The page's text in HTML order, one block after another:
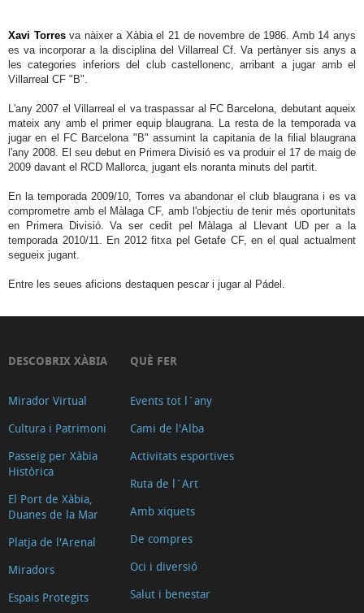
Andarias
Consuelo
Femenía
Xavi Torresva nàixer a Xàbia el 21 de novembre de 1986. Amb 14 anys
es va incorporar a la disciplina del Villarreal Cf. Va pertànyer sis anys a
les categories inferiors del club castellonenc, arribant a jugar amb el
Villarreal CF "B".
L'any 2007 el Villarreal el va traspassar al FC Barcelona, debutant aqueix
mateix any amb el primer equip blaugrana. La resta de la temporada va
jugar en el FC Barcelona "B" assumint la capitania de la filial blaugrana
l'any 2008. El seu debut en Primera Divisió es va produir el 17 de maig de
2009 davant el RCD Mallorca, jugant els noranta minuts del partit.
En la temporada 2009/10, Torres va abandonar el club blaugrana i es va
comprometre amb el Màlaga CF, amb l'objectiu de tenir més oportunitats
en Primera Divisió. Va ser cedit pel Màlaga al Llevant UD per a la
temporada 2010/11. En 2012 fitxa pel Getafe CF, en el qual actualment
segueix jugant.
Entre les seues aficions destaquen pescar i jugar al Pádel.
DESCOBRIX XÀBIA
Mirador Virtual
Cultura i Patrimoni
Passeig per Xàbia
Històrica
El Port de Xàbia,
Duanes de la Mar
Platja de l'Arenal
Miradors
Espais Protegits
QUÈ FER
Events tot l´any
Cami de l'Alba
Activitats esportives
Ruta de l´Art
Amb xiquets
De compres
Oci i diversió
Salut i benestar